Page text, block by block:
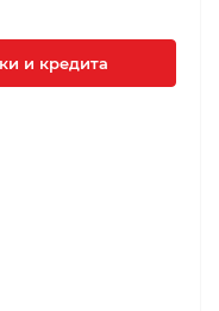
и кредита